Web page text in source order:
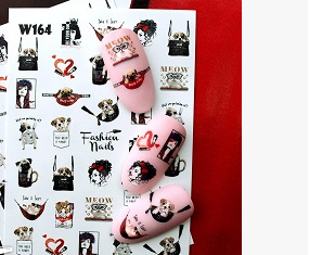
продукция